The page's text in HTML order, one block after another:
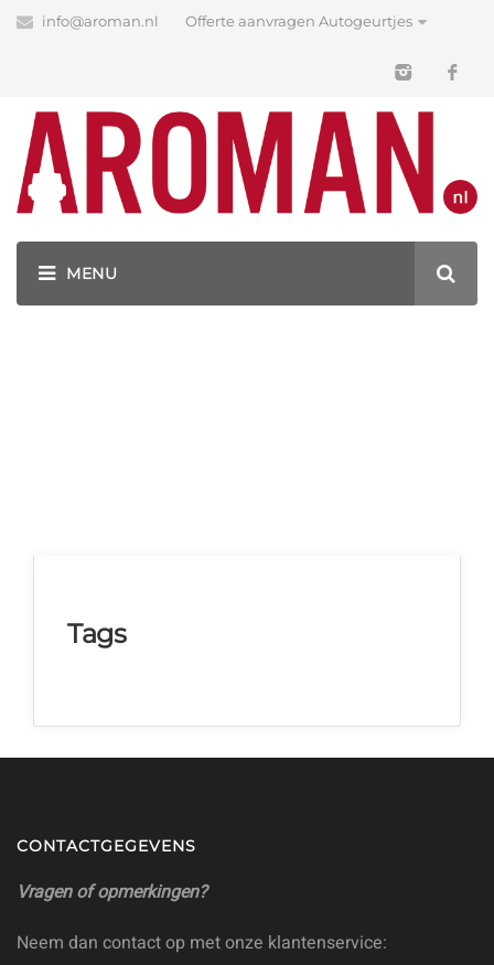
info@aroman.nl Offerte aanvragen Autogeurtjes
Blog
Latest News
GEURHANGERS BEDRUKKEN MET JOUW LOGO!
Tags
CONTACTGEGEVENS
Vragen of opmerkingen?
Neem dan contact op met onze klantenservice: